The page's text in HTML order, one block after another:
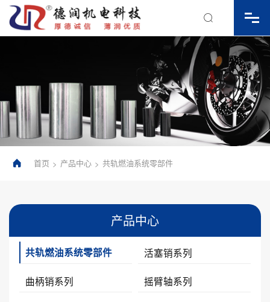

 首页 > 产品中心 > 共轨燃油系统零部件
产品中心
共轨燃油系统零部件 活塞销系列
曲柄销系列 摇臂轴系列